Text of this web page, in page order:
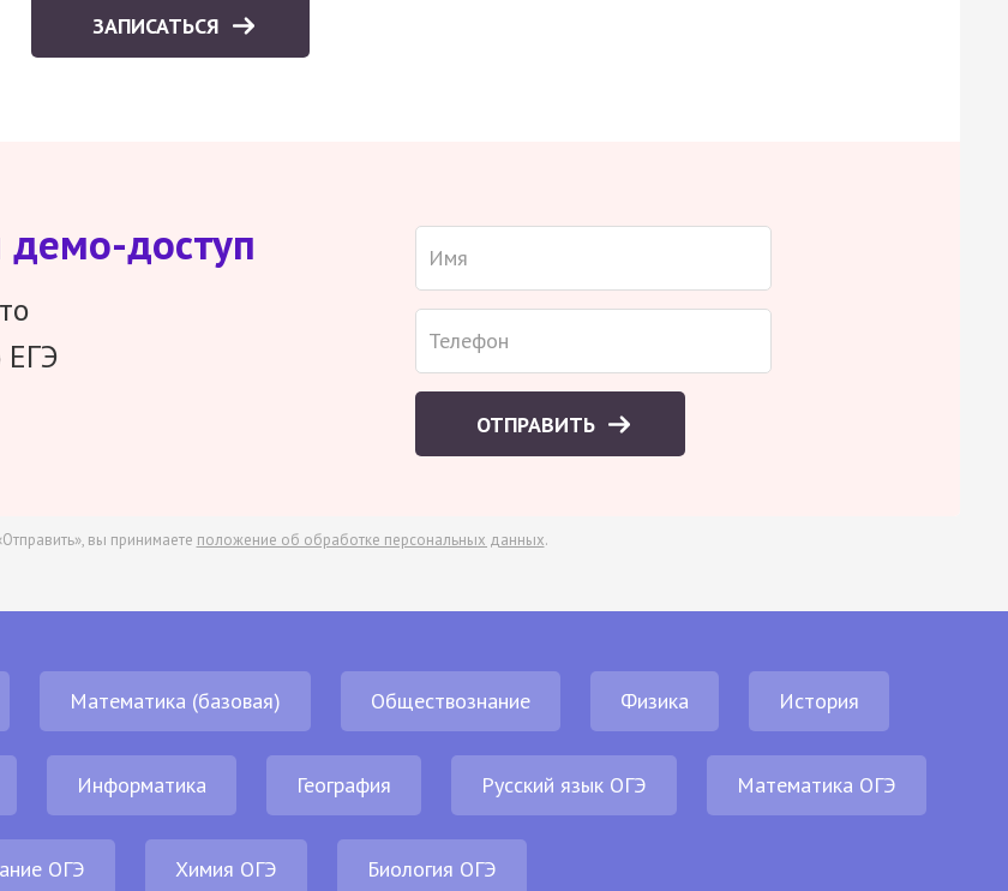
ЗАПИСАТЬСЯ
доступ
ЕГЭ
ОТПРАВИТЬ
вы принимаете положение об обработке персональных данных.
Математика (базовая) Обществознание Физика История
Информатика География Русский язык ОГЭ Математика ОГЭ
ОГЭ Химия ОГЭ Биология ОГЭ